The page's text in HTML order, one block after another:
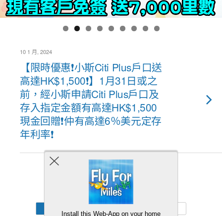
10 1 月, 2024
【限時優惠❗小斯Citi Plus戶口送
高達HK$1,500❗】1月31日或之
前，經小斯申請Citi Plus戶口及
存入指定金額有高達HK$1,500
現金回贈❗仲有高達6％美元定存
年利率❗
Back to top
Install this Web-App on your home